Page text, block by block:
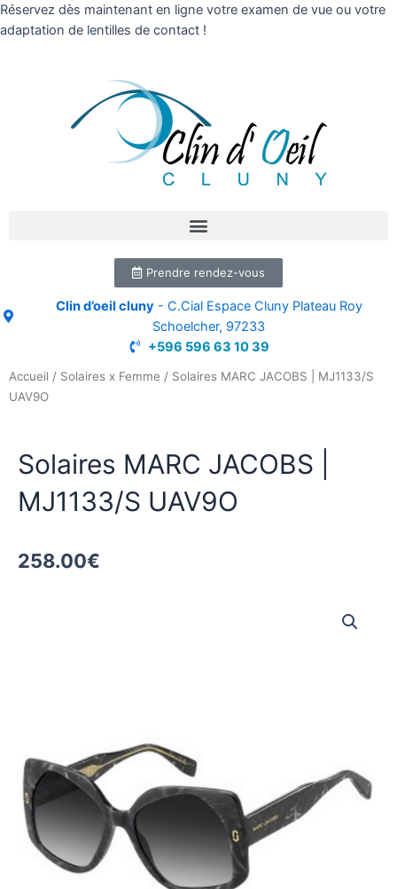
Réservez dès maintenant en ligne votre examen de vue ou votre
adaptation de lentilles de contact !
Prendre rendez-vous
Clin d’oeil cluny- C.Cial Espace Cluny Plateau Roy
Schoelcher, 97233
+596 596 63 10 39
Accueil / Solaires x Femme / Solaires MARC JACOBS | MJ1133/S
UAV9O
Solaires MARC JACOBS |
MJ1133/S UAV9O
258.00€